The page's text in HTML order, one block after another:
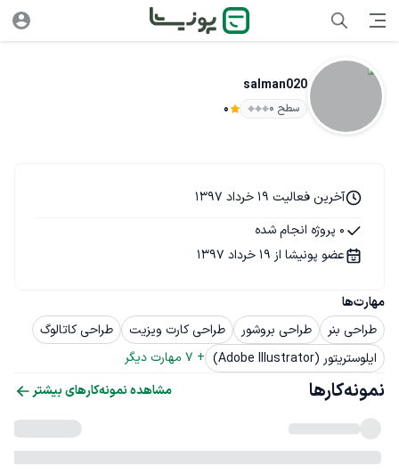
salman020
سطح ۰ 0
مهارت‌ها
طراحی بنر
طراحی بروشور طراحی کارت ویزیت
طراحی کاتالوگ
ایلوستریتور (Adobe Illustrator)
+
7 مهارت دیگر
آخرین فعالیت 19 خرداد 1397
0 پروژه انجام شده
عضو پونیشا از 19 خرداد 1397
نمونه‌کارها مشاهده نمونه‌کارهای بیشتر